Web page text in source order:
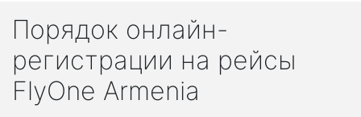
Порядок онлайн-
регистрации на рейсы
FlyOne Armenia